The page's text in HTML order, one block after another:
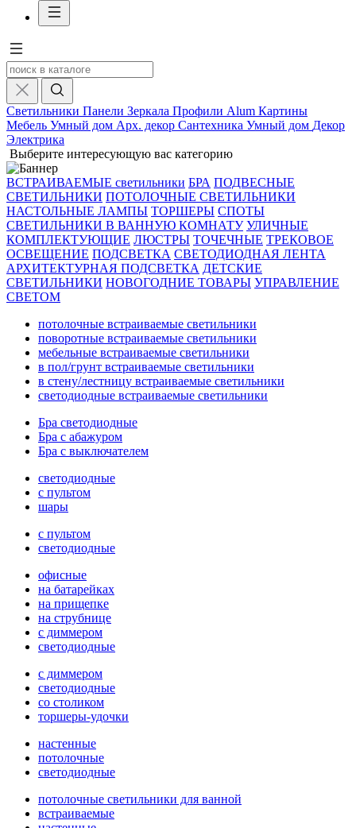
Светильники Панели Зеркала Профили Alum Картины
Мебель Умный дом Арх. декор Сантехника Умный дом Декор
Электрика
Выберите интересующую вас категорию
ВСТРАИВАЕМЫЕ светильники БРА ПОДВЕСНЫЕ
СВЕТИЛЬНИКИ ПОТОЛОЧНЫЕ СВЕТИЛЬНИКИ
НАСТОЛЬНЫЕ ЛАМПЫ ТОРШЕРЫ СПОТЫ
СВЕТИЛЬНИКИ В ВАННУЮ КОМНАТУ УЛИЧНЫЕ
КОМПЛЕКТУЮЩИЕ ЛЮСТРЫ ТОЧЕЧНЫЕ ТРЕКОВОЕ
ОСВЕЩЕНИЕ ПОДСВЕТКА СВЕТОДИОДНАЯ ЛЕНТА
АРХИТЕКТУРНАЯ ПОДСВЕТКА ДЕТСКИЕ
СВЕТИЛЬНИКИ НОВОГОДНИЕ ТОВАРЫ УПРАВЛЕНИЕ
СВЕТОМ
потолочные встраиваемые светильники
поворотные встраиваемые светильники
мебельные встраиваемые светильники
в пол/грунт встраиваемые светильники
в стену/лестницу встраиваемые светильники
светодиодные встраиваемые светильники
Бра светодиодные
Бра с абажуром
Бра с выключателем
светодиодные
с пультом
шары
с пультом
светодиодные
офисные
на батарейках
на прищепке
на струбнице
с диммером
светодиодные
с диммером
светодиодные
со столиком
торшеры-удочки
настенные
потолочные
светодиодные
потолочные светильники для ванной
встраиваемые